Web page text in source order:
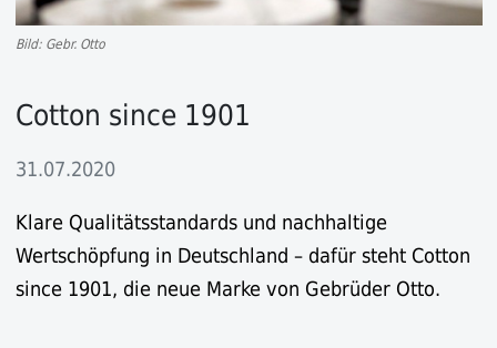
Bild: Gebr. Otto
Cotton since 1901
31.07.2020
Klare Qualitätsstandards und nachhaltige
Wertschöpfung in Deutschland – dafür steht Cotton
since 1901, die neue Marke von Gebrüder Otto.